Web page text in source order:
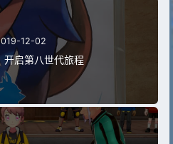
12-02
开启第八世代旅程